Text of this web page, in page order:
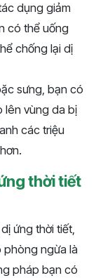
dụng giảm
có thể uống
chống lại dị
sưng, bạn có
lên vùng da bị
các triệu
thời tiết
ứng thời tiết,
ngừa là
pháp bạn có